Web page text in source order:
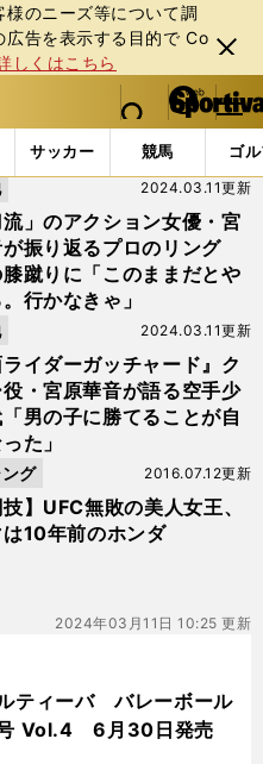
のニーズ等について調
告を表⽰する⽬的で Co
しくはこちら
閉じ
る
web Sportiva (webスポルティーバ)
検索
マイペ
ー
ジ
メニュ
サッカー 競馬 ゴ
・ 情報
流」のアクション女優・宮
が振り返るプロのリング
蹴りに「このままだとや
行かなきゃ」
2024.03.11更新
ライダーガッチャード』ク
役・宮原華音が語る空手少
男の子に勝てることが自
た」
2024.03.11更新
技】UFC無敗の美人女王、
10年前のホンダ
2016.07.12更新
グ
2024年03月11日 10:25 更新
ティーバ バレーボール
Vol.4 6月30日発売